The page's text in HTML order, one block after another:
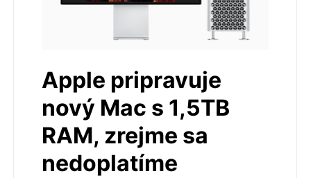
Apple pripravuje
nový Mac s 1,5TB
RAM, zrejme sa
nedoplatíme